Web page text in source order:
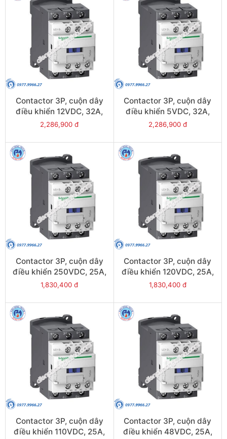
Contactor 3P, cuộn dây
điều khiển 12VDC, 32A,
1N/O, 1N/C - Model
2,286,900 đ
Contactor 3P, cuộn dây
điều khiển 5VDC, 32A,
1N/O, 1N/C - Model
2,286,900 đ
Contactor 3P, cuộn dây
điều khiển 250VDC, 25A,
1N/O, 1N/C - Model
1,830,400 đ
Contactor 3P, cuộn dây
điều khiển 120VDC, 25A,
1N/O, 1N/C - Model
1,830,400 đ
Contactor 3P, cuộn dây
điều khiển 110VDC, 25A,
Contactor 3P, cuộn dây
điều khiển 48VDC, 25A,